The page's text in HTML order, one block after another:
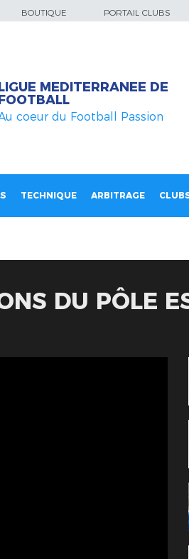
BOUTIQUE PORTAIL CLUBS
MEDITERRANEE DE
coeur du Football Passion
TECHNIQUE ARBITRAGE
DU PÔLE